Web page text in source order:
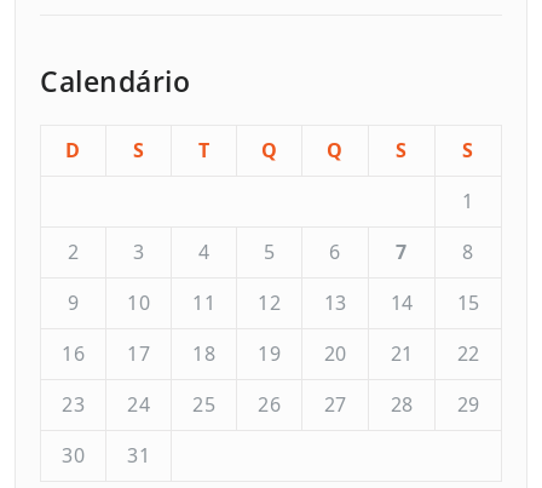
Calendário
D S T Q Q S
S
1
2
3 4 5 6 7
8
9
10 11 12 13 14
15
16
17 18 19 20 21
22
23
24 25 26 27 28
29
30
31